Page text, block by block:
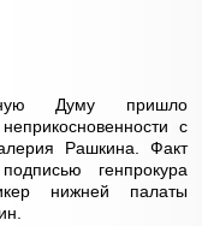
Думу пришло
с
Рашкина. Факт
генпрокура
нижней палаты